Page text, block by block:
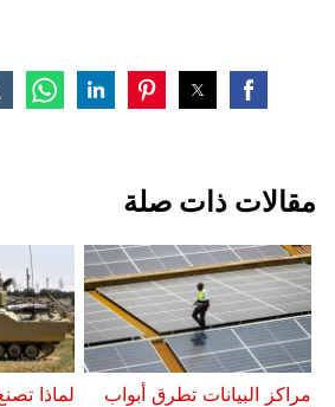
مقالات ذات صلة
مراكز البيانات تطرق أبواب
لماذا